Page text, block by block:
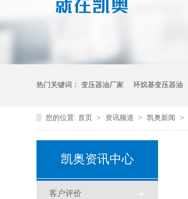
热门关键词： 变压器油厂家 环烷基变压器油
您的位置: 首页 > 资讯频道 > 凯奥新闻 >
凯奥资讯中心
客户评价